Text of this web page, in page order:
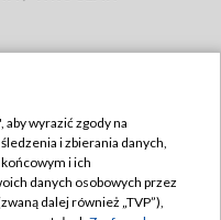
TVP
wyrazić zgody na
i zbierania danych,
i ich
danych osobowych przez
dalej również „TVP”),